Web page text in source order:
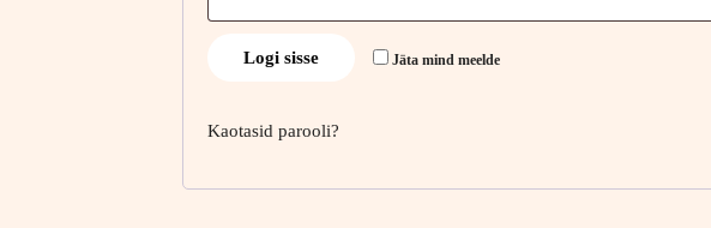
Jäta mind meelde
Logi sisse
Kaotasid parooli?